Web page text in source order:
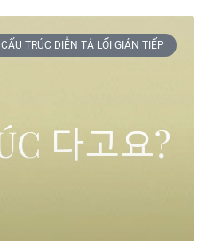
CẤU TRÚC DIỄN TẢ LỐI GIÁN TIẾP